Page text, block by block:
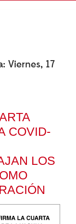
Viernes, 17
COVID-
LOS